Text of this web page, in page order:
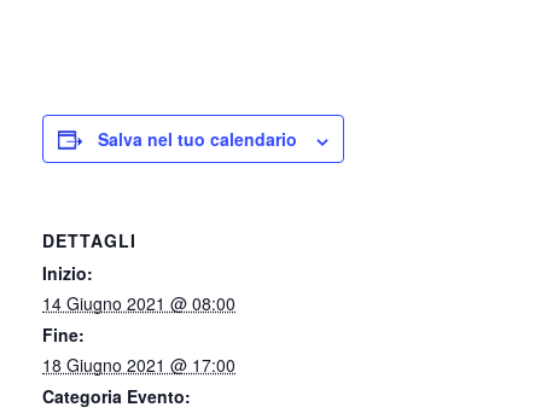
Salva nel tuo calendario
DETTAGLI
Inizio:
14 Giugno 2021 @ 08:00
Fine:
18 Giugno 2021 @ 17:00
Categoria Evento: